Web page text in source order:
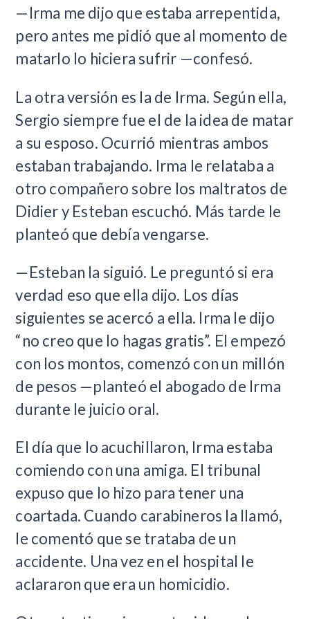
—Irma me dijo que estaba arrepentida,
pero antes me pidió que al momento de
matarlo lo hiciera sufrir —confesó.
La otra versión es la de Irma. Según ella,
Sergio siempre fue el de la idea de matar
a su esposo. Ocurrió mientras ambos
estaban trabajando. Irma le relataba a
otro compañero sobre los maltratos de
Didier y Esteban escuchó. Más tarde le
planteó que debía vengarse.
—Esteban la siguió. Le preguntó si era
verdad eso que ella dijo. Los días
siguientes se acercó a ella. Irma le dijo
“no creo que lo hagas gratis”. El empezó
con los montos, comenzó con un millón
de pesos —planteó el abogado de Irma
durante le juicio oral.
El día que lo acuchillaron, Irma estaba
comiendo con una amiga. El tribunal
expuso que lo hizo para tener una
coartada. Cuando carabineros la llamó,
le comentó que se trataba de un
accidente. Una vez en el hospital le
aclararon que era un homicidio.